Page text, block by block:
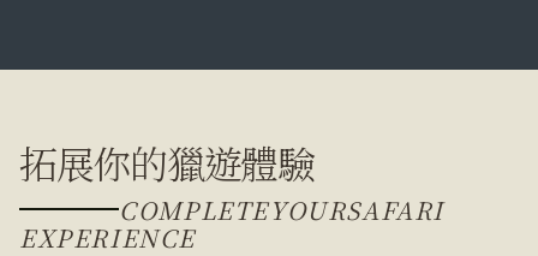
拓展你的獵遊體驗
COMPLETEYOURSAFARI
EXPERIENCE